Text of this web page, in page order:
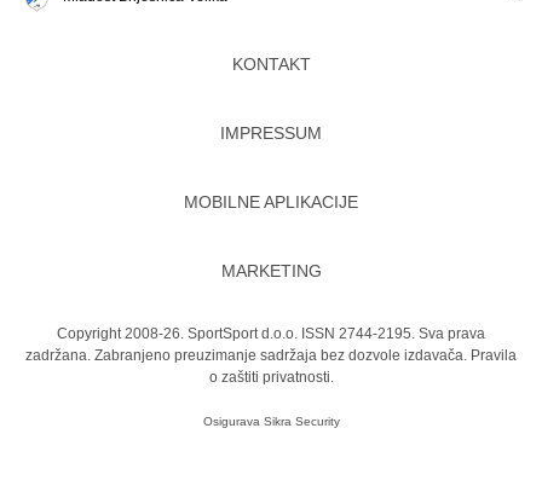
KONTAKT
IMPRESSUM
MOBILNE APLIKACIJE
MARKETING
Copyright 2008-26. SportSport d.o.o. ISSN 2744-2195. Sva prava
zadržana. Zabranjeno preuzimanje sadržaja bez dozvole izdavača. Pravila
o zaštiti privatnosti.
Osigurava Sikra Security